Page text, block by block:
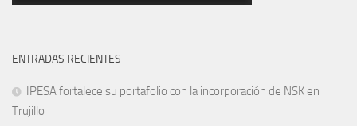
ENTRADAS RECIENTES
IPESA fortalece su portafolio con la incorporación de NSK en
Trujillo